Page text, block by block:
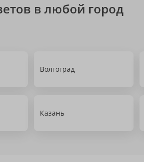
в любой город
Волгоград
Казань